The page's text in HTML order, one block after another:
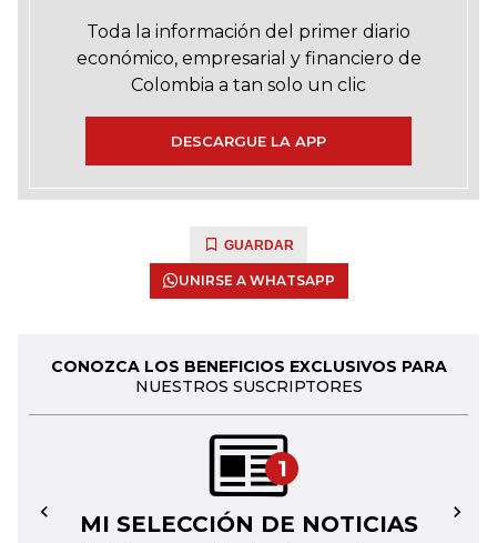
Toda la información del primer diario
económico, empresarial y financiero de
Colombia a tan solo un clic
DESCARGUE LA APP
GUARDAR
UNIRSE A WHATSAPP
CONOZCA LOS BENEFICIOS EXCLUSIVOS PARA
NUESTROS SUSCRIPTORES
1
MI SELECCIÓN DE NOTICIAS
← →